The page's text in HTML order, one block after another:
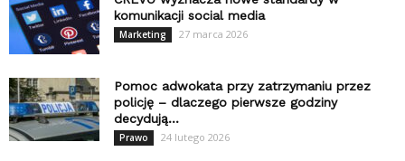
komunikacji social media
Marketing 27 marca 2026
Pomoc adwokata przy zatrzymaniu przez
policję – dlaczego pierwsze godziny
decydują...
Prawo 24 lutego 2026